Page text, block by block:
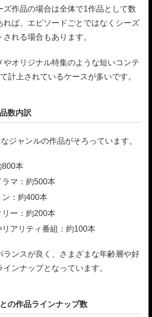
ズ作品の場合は全体で1作品として数
れば、エピソードごとではなくシーズ
れる場合もあります。
やオリジナル特集のような短いコンテ
計上されているケースが多いです。
数内訳
ジャンルの作品がそろっています。
800本
マ：約500本
：約400本
リー：約200本
アリティ番組：約100本
ランスが良く、さまざまな年齢層や好
ンナップとなっています。
の作品ラインナップ数